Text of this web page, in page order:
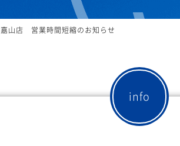
嘉山店 営業時間短縮のお知らせ
info